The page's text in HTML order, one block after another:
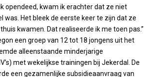
opendeed, kwam ik erachter dat ze niet
was. Het bleek de eerste keer te zijn dat ze
kwamen. Dat realiseerde ik me toen pas.”
een groep van 12 tot 18 jongens uit het
alleenstaande minderjarige
met wekelijkse trainingen bij Jekerdal. De
een gezamenlijke subsidieaanvraag van